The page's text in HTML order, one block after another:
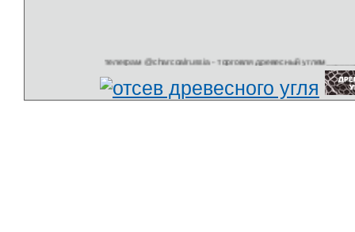
телеграм @charcoalrussia - торговля древесный